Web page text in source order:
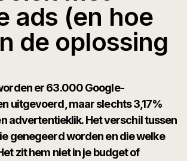
ads (en hoe
de oplossing
er 63.000 Google-
uitgevoerd, maar slechts 3,17%
advertentieklik. Het verschil tussen
genegeerd worden en die welke
zit hem niet in je budget of